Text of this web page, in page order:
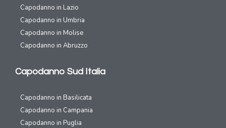
Capodanno in Lazio
Capodanno in Umbria
Capodanno in Molise
Capodanno in Abruzzo
Capodanno Sud Italia
Capodanno in Basilicata
Capodanno in Campania
Capodanno in Puglia